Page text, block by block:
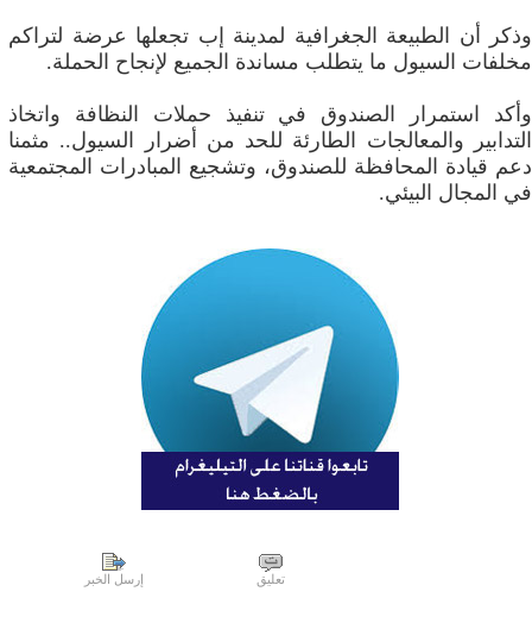
وذكر أن الطبيعة الجغرافية لمدينة إب تجعلها عرضة لتراكم
مخلفات السيول ما يتطلب مساندة الجميع لإنجاح الحملة.
وأكد استمرار الصندوق في تنفيذ حملات النظافة واتخاذ
التدابير والمعالجات الطارئة للحد من أضرار السيول.. مثمنا
دعم قيادة المحافظة للصندوق، وتشجيع المبادرات المجتمعية
في المجال البيئي.
تعليق إرسل الخبر